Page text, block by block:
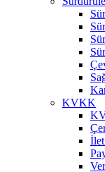
KVKK